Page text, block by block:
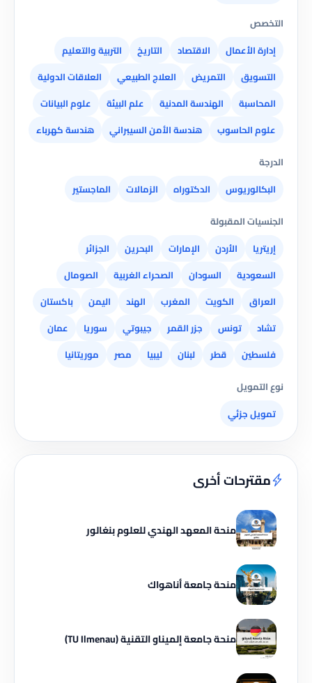
التخصص
إدارة الأعمال
الاقتصاد التاريخ
التربية والتعليم
التسويق
التمريض العلاج الطبيعي
العلاقات الدولية
المحاسبة
الهندسة المدنية علم البيئة
علوم البيانات
علوم الحاسوب
هندسة الأمن السيبراني
هندسة كهرباء
الدرجة
البكالوريوس
الدكتوراه الزمالات
الماجستير
الجنسيات المقبولة
إريتريا
الأردن الإمارات البحرين
الجزائر
السعودية
السودان الصحراء الغربية
الصومال
العراق
الكويت المغرب الهند اليمن
باكستان
تشاد
تونس جزر القمر جيبوتي سوريا
عمان
فلسطين
قطر لبنان ليبيا مصر
موريتانيا
نوع التمويل
تمويل جزئي
مقترحات أخرى
منحة المعهد الهندي للعلوم بنغالور
منحة جامعة أناهواك
منحة جامعة إلميناو التقنية (TU Ilmenau)